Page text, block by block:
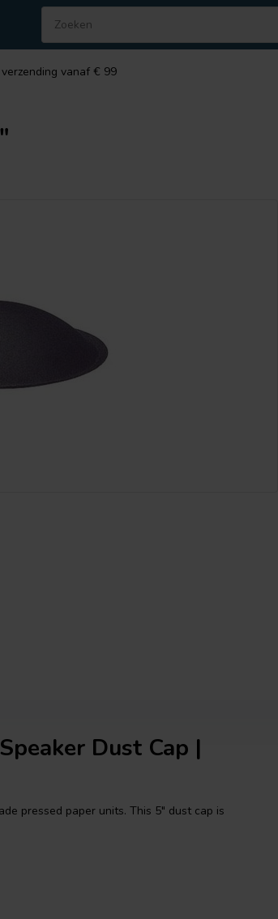
vanaf € 99
Dust Cap |
pressed paper units. This 5" dust cap is